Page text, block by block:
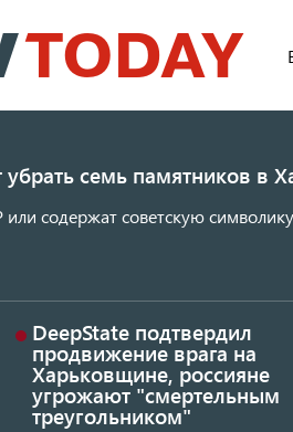
к
основному
семь памятников в
содержат советскую
DeepState подтвердил
продвижение врага на
Харьковщине, россияне
угрожают "смертельным
треугольником"